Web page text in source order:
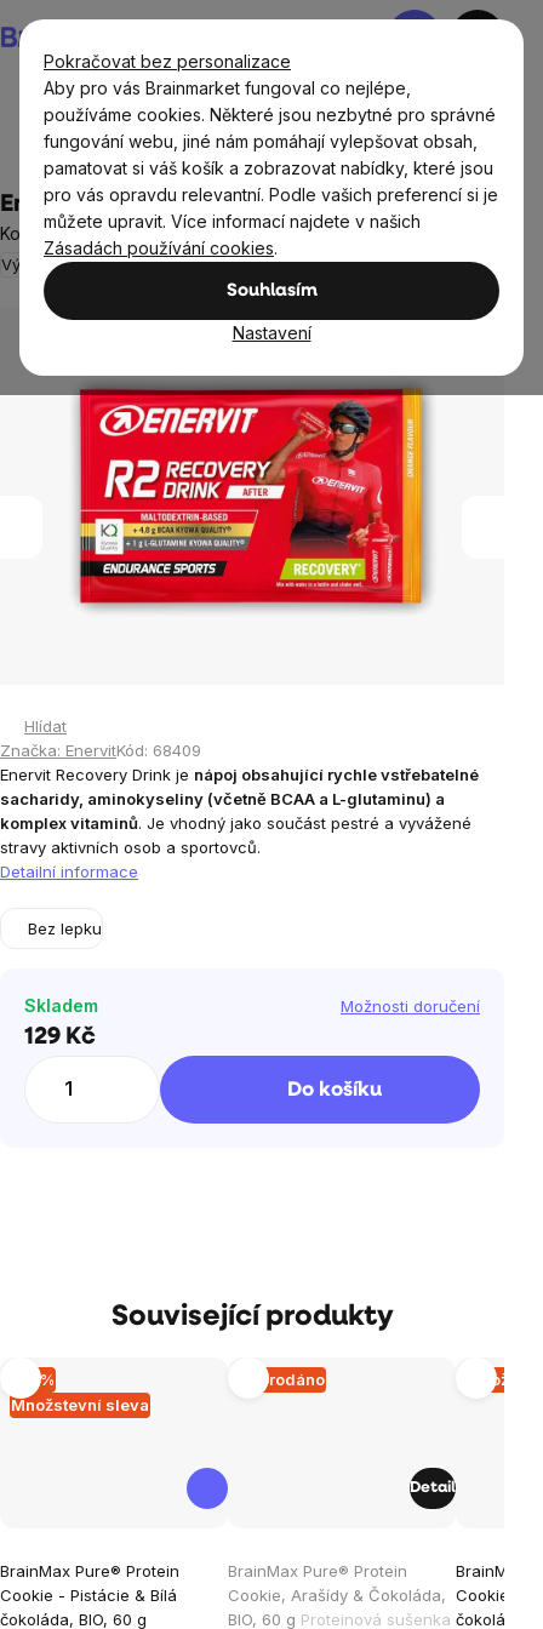
Pokračovat bez personalizace
Aby pro vás Brainmarket fungoval co nejlépe,
používáme cookies. Některé jsou nezbytné pro správné
fungování webu, jiné nám pomáhají vylepšovat obsah,
pamatovat si váš košík a zobrazovat nabídky, které jsou
pro vás opravdu relevantní. Podle vašich preferencí si je
můžete upravit. Více informací najdete v našich
Zásadách používání cookies.
Souhlasím
Nastavení
na
obsah
Nákupní
Cíle Trénink a sport
Enervit R2 Recovery Drink, pomeranč, 50 g
Komplexní nápoj s BCAA a L-glutaminem, doplněk stravy
VýprodejRegenerace
hodnocení
produktu
0,0
z
5
Neohodnoceno
Hlídat
Značka: EnervitKód: 68409
Enervit Recovery Drink je nápoj obsahující rychle vstřebatelné
sacharidy, aminokyseliny (včetně BCAA a L-glutaminu) a
komplex vitaminů. Je vhodný jako součást pestré a vyvážené
stravy aktivních osob a sportovců.
Detailní informace
Bez lepku
Skladem Možnosti doručení
129 Kč
Do košíku
Související produkty
Množstevní sleva
–15 %
BrainMax Pure® Protein
Cookie - Pistácie & Bílá
čokoláda, BIO, 60 g
hodnocení
produktu
Vyprodáno
BrainMax Pure® Protein
Cookie, Arašídy & Čokoláda,
BIO, 60 g Proteinová sušenka
hodnocení
produktu
Detail
BrainMax
Cookie,
čokoláda,
produktu